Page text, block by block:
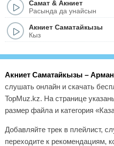
Самат & Акниет
Расында да унайсын
Акниет Саматайкызы
Кыз
Акниет Саматайкызы –
слушать онлайн и скачать
TopMuz.kz. На странице
размер файла и категория
Добавляйте трек в плейлист,
переходите к рекомендациям,